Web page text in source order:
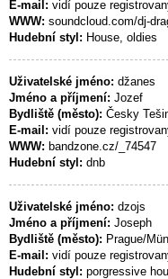
E-mail: vidí pouze
WWW: soundcloud.com/dj-
Hudební styl: House, oldies
Uživatelské jméno: džanes
Jméno a příjmení: Jozef
Bydliště (město): Česky
E-mail: vidí pouze
WWW: bandzone.cz/_74547
Hudební styl: dnb
Uživatelské jméno: dzojs
Jméno a příjmení: Joseph
Bydliště (město): Prague/
E-mail: vidí pouze
Hudební styl: porgressive